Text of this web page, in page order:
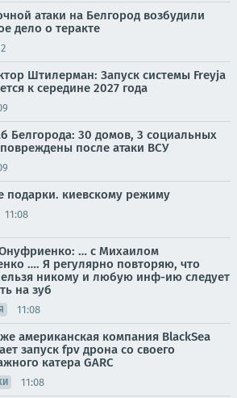
атаки на Белгород возбудили
дело о теракте
Штилерман: Запуск системы Freyja
к середине 2027 года
Белгорода: 30 домов, 3 социальных
после атаки ВСУ
подарки. киевскому режиму
11:08
… с Михаилом
…. Я регулярно повторяю, что
никому и любую инф-ию следует
на зуб
11:08
американская компания BlackSea
запуск fpv дрона со своего
катера GARC
11:08